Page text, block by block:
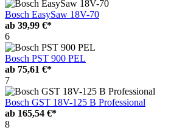
Bosch EasySaw 18V-70
ab 39,99 €*
6
Bosch PST 900 PEL
ab 75,61 €*
7
Bosch GST 18V-125 B Professional
ab 165,54 €*
8